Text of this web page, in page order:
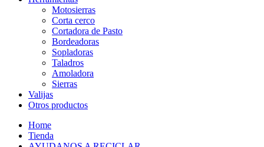
Motosierras
Corta cerco
Cortadora de Pasto
Bordeadoras
Sopladoras
Taladros
Amoladora
Sierras
Valijas
Otros productos
Home
Tienda